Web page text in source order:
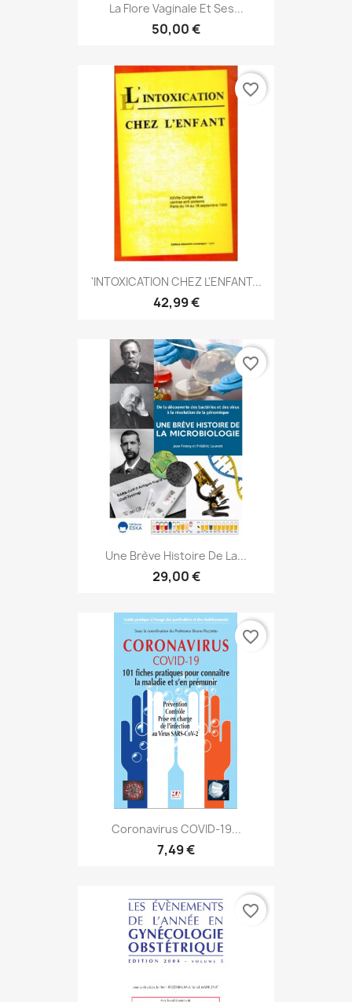
La Flore Vaginale Et Ses...
50,00 €
'INTOXICATION CHEZ L'ENFANT...
42,99 €
favorite_border
Une Brève Histoire De La...
29,00 €
favorite_border
Coronavirus COVID-19...
7,49 €
favorite_border
favorite_border